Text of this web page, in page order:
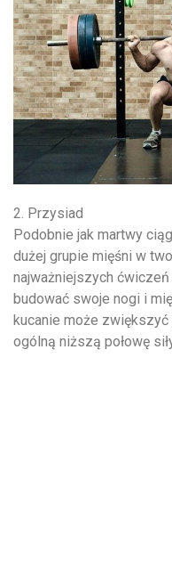
2. Przysiad
Podobnie jak martwy
dużej grupie mięśni w
najważniejszych
budować swoje nogi i
kucanie może
ogólną niższą połowę